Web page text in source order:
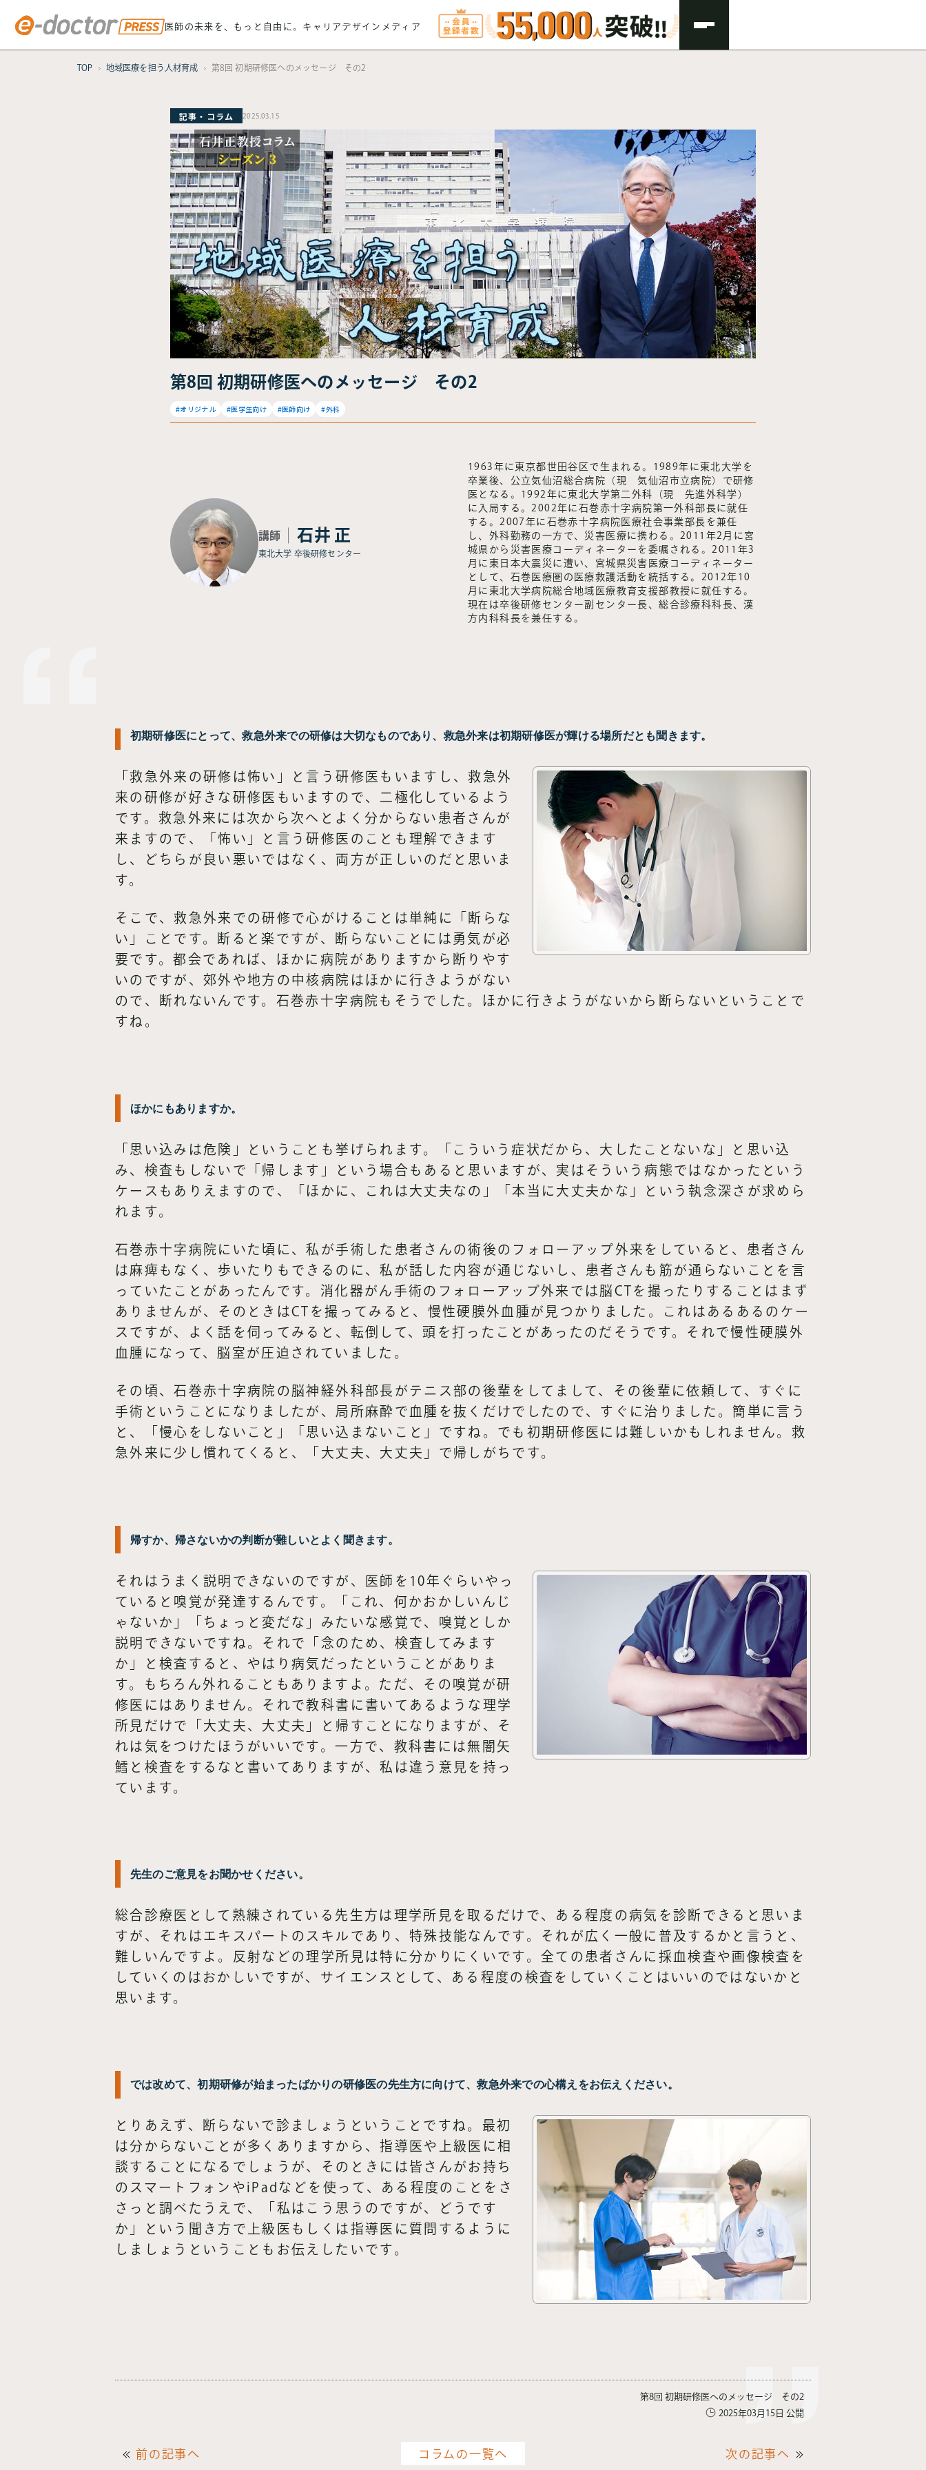
医師の未来を、もっと自由に。 キャリアデザインメディア
TOP 地域医療を担う人材育成 第8回 初期研修医へのメッセージ その2
記事・コラム 2025.03.15
第8回 初期研修医へのメッセージ その2
#オリジナル #医学生向け #医師向け #外科
講師 石井 正
東北大学 卒後研修センター
1963年に東京都世田谷区で生まれる。1989年に東北大学を
卒業後、公立気仙沼総合病院（現 気仙沼市立病院）で研修
医となる。1992年に東北大学第二外科（現 先進外科学）
に入局する。2002年に石巻赤十字病院第一外科部長に就任
する。2007年に石巻赤十字病院医療社会事業部長を兼任
し、外科勤務の一方で、災害医療に携わる。2011年2月に宮
城県から災害医療コーディネーターを委嘱される。2011年3
月に東日本大震災に遭い、宮城県災害医療コーディネーター
として、石巻医療圏の医療救護活動を統括する。2012年10
月に東北大学病院総合地域医療教育支援部教授に就任する。
現在は卒後研修センター副センター長、総合診療科科長、漢
方内科科長を兼任する。
初期研修医にとって、救急外来での研修は大切なものであり、救急外来は初期研修医が輝ける場所だとも聞きます。
「救急外来の研修は怖い」と言う研修医もいますし、救急外
来の研修が好きな研修医もいますので、二極化しているよう
です。救急外来には次から次へとよく分からない患者さんが
来ますので、「怖い」と言う研修医のことも理解できます
し、どちらが良い悪いではなく、両方が正しいのだと思いま
す。
そこで、救急外来での研修で心がけることは単純に「断らな
い」ことです。断ると楽ですが、断らないことには勇気が必
要です。都会であれば、ほかに病院がありますから断りやす
いのですが、郊外や地方の中核病院はほかに行きようがない
ので、断れないんです。石巻赤十字病院もそうでした。ほかに行きようがないから断らないということで
すね。
ほかにもありますか。
「思い込みは危険」ということも挙げられます。「こういう症状だから、大したことないな」と思い込
み、検査もしないで「帰します」という場合もあると思いますが、実はそういう病態ではなかったという
ケースもありえますので、「ほかに、これは大丈夫なの」「本当に大丈夫かな」という執念深さが求めら
れます。
石巻赤十字病院にいた頃に、私が手術した患者さんの術後のフォローアップ外来をしていると、患者さん
は麻痺もなく、歩いたりもできるのに、私が話した内容が通じないし、患者さんも筋が通らないことを言
っていたことがあったんです。消化器がん手術のフォローアップ外来では脳CTを撮ったりすることはまず
ありませんが、そのときはCTを撮ってみると、慢性硬膜外血腫が見つかりました。これはあるあるのケー
スですが、よく話を伺ってみると、転倒して、頭を打ったことがあったのだそうです。それで慢性硬膜外
血腫になって、脳室が圧迫されていました。
その頃、石巻赤十字病院の脳神経外科部長がテニス部の後輩をしてまして、その後輩に依頼して、すぐに
手術ということになりましたが、局所麻酔で血腫を抜くだけでしたので、すぐに治りました。簡単に言う
と、「慢心をしないこと」「思い込まないこと」ですね。でも初期研修医には難しいかもしれません。救
急外来に少し慣れてくると、「大丈夫、大丈夫」で帰しがちです。
帰すか、帰さないかの判断が難しいとよく聞きます。
それはうまく説明できないのですが、医師を10年ぐらいやっ
ていると嗅覚が発達するんです。「これ、何かおかしいんじ
ゃないか」「ちょっと変だな」みたいな感覚で、嗅覚としか
説明できないですね。それで「念のため、検査してみます
か」と検査すると、やはり病気だったということがありま
す。もちろん外れることもありますよ。ただ、その嗅覚が研
修医にはありません。それで教科書に書いてあるような理学
所見だけで「大丈夫、大丈夫」と帰すことになりますが、そ
れは気をつけたほうがいいです。一方で、教科書には無闇矢
鱈と検査をするなと書いてありますが、私は違う意見を持っ
ています。
先生のご意見をお聞かせください。
総合診療医として熟練されている先生方は理学所見を取るだけで、ある程度の病気を診断できると思いま
すが、それはエキスパートのスキルであり、特殊技能なんです。それが広く一般に普及するかと言うと、
難しいんですよ。反射などの理学所見は特に分かりにくいです。全ての患者さんに採血検査や画像検査を
していくのはおかしいですが、サイエンスとして、ある程度の検査をしていくことはいいのではないかと
思います。
では改めて、初期研修が始まったばかりの研修医の先生方に向けて、救急外来での心構えをお伝えください。
とりあえず、断らないで診ましょうということですね。最初
は分からないことが多くありますから、指導医や上級医に相
談することになるでしょうが、そのときには皆さんがお持ち
のスマートフォンやiPadなどを使って、ある程度のことをさ
さっと調べたうえで、「私はこう思うのですが、どうです
か」という聞き方で上級医もしくは指導医に質問するように
しましょうということもお伝えしたいです。
第8回 初期研修医へのメッセージ その2
2025年03月15日 公開
前の記事へ コラムの一覧へ 次の記事へ